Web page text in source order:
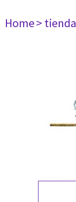
Home> tienda